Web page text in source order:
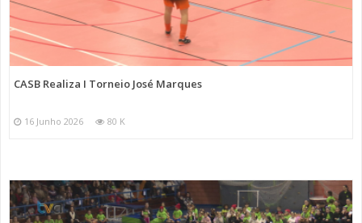
CASB Realiza I Torneio José Marques
16 Junho 2026 80 K